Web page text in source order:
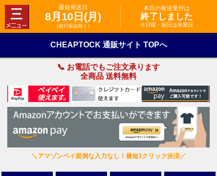
最短発送日
8月10日(月)
（銀行振込除く）
本日の発送受付は
終了しました
※日曜・祝日は休業日
CHEAPTOCK 通販サイト TOPへ
📞 お電話でもご注文承ります
全商品 送料無料
＼アマゾンペイ面倒な入力なし！最短1クリック決済／